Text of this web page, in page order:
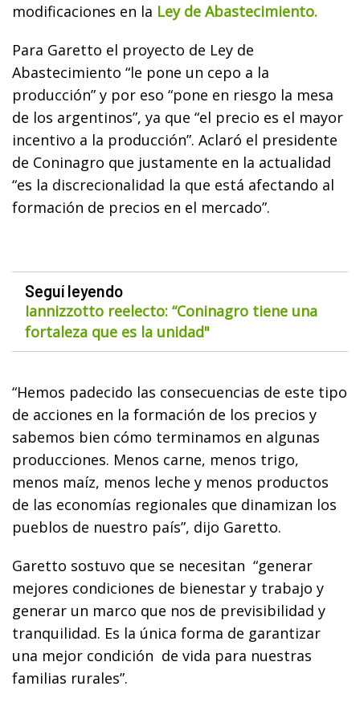
modificaciones en la Ley de Abastecimiento.
Para Garetto el proyecto de Ley de
Abastecimiento “le pone un cepo a la
producción” y por eso “pone en riesgo la mesa
de los argentinos”, ya que “el precio es el mayor
incentivo a la producción”. Aclaró el presidente
de Coninagro que justamente en la actualidad
“es la discrecionalidad la que está afectando al
formación de precios en el mercado”.
Seguí leyendo
Iannizzotto reelecto: “Coninagro tiene una
fortaleza que es la unidad"
“Hemos padecido las consecuencias de este tipo
de acciones en la formación de los precios y
sabemos bien cómo terminamos en algunas
producciones. Menos carne, menos trigo,
menos maíz, menos leche y menos productos
de las economías regionales que dinamizan los
pueblos de nuestro país”, dijo Garetto.
Garetto sostuvo que se necesitan “generar
mejores condiciones de bienestar y trabajo y
generar un marco que nos de previsibilidad y
tranquilidad. Es la única forma de garantizar
una mejor condición de vida para nuestras
familias rurales”.